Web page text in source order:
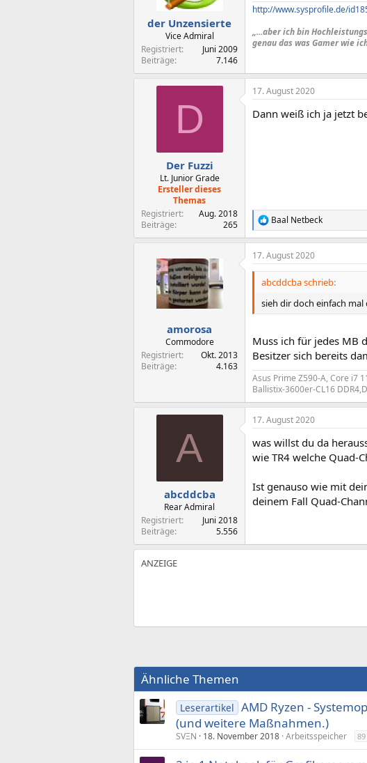
der Unzensierte
Vice Admiral
Registriert
Juni 2009
Beiträge
7.146
http://www.sysprofile.de/
„...aber ich bin
genau das was Gamer wie
D
Der Fuzzi
Lt. Junior Grade
Ersteller dieses
Themas
Registriert
Aug. 2018
Beiträge
265
17. August 2020
Dann weiß ich ja jetzt
R
e
a
k
t
n
e
Baal Netbeck
amorosa
Commodore
Registriert
Okt. 2013
Beiträge
4.163
17. August 2020
abcddcba schrieb:
sieh dir doch einfach
Muss ich für jedes MB
Besitzer sich bereits
Asus Prime Z590-A, Core i7
Ballistix-3600er-CL16
A
abcddcba
Rear Admiral
Registriert
Juni 2018
Beiträge
5.556
17. August 2020
was willst du da
wie TR4 welche Quad-
Ist genauso wie mit
deinem Fall Quad-
Ähnliche Themen
Leserartikel AMD Ryzen -
(und weitere Maßnahmen.)
SVΞN 18. November 2018 Arbeitsspeicher 89